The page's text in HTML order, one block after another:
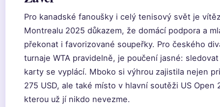
Pro kanadské fanoušky i celý tenisový svět je
Montrealu 2025 důkazem, že domácí podpora a
překonat i favorizované soupeřky. Pro českého
turnaje WTA pravidelně, je poučení jasné:
karty se vyplácí. Mboko si výhrou zajistila nejen
275 USD, ale také místo v hlavní soutěži US Open
kterou už jí nikdo nevezme.